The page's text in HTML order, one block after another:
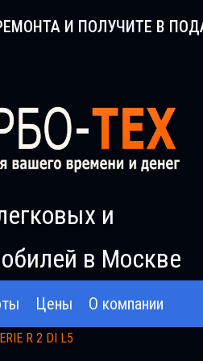
И ПОЛУЧИТЕ В
и
в Москве
Цены О компании
R 2 DI L5